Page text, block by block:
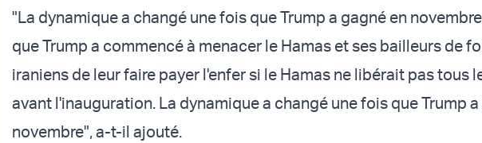
"La dynamique a changé une fois que Trump a gagné en
que Trump a commencé à menacer le Hamas et ses bailleurs de
iraniens de leur faire payer l'enfer si le Hamas ne libérait pas tous
avant l'inauguration. La dynamique a changé une fois que Trump
novembre", a-t-il ajouté.